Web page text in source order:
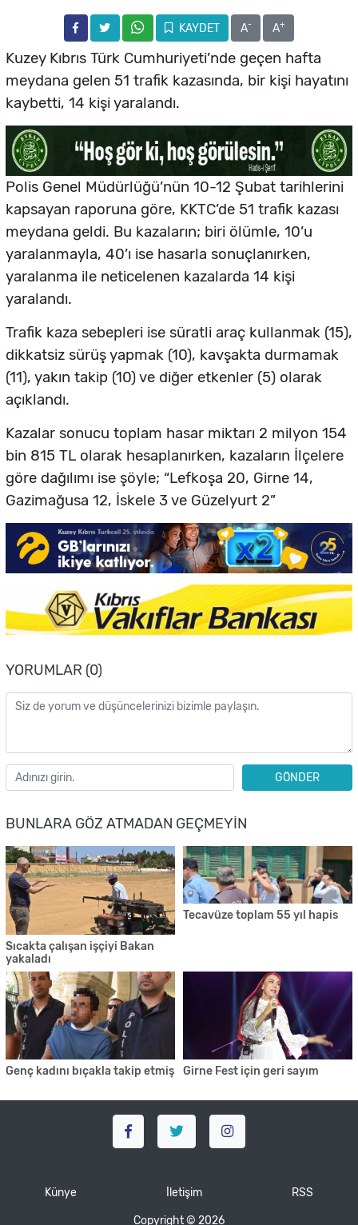
KAYDET A- A+
Kuzey Kıbrıs Türk Cumhuriyeti’nde geçen hafta
meydana gelen 51 trafik kazasında, bir kişi hayatını
kaybetti, 14 kişi yaralandı.
Polis Genel Müdürlüğü’nün 10-12 Şubat tarihlerini
kapsayan raporuna göre, KKTC’de 51 trafik kazası
meydana geldi. Bu kazaların; biri ölümle, 10’u
yaralanmayla, 40’ı ise hasarla sonuçlanırken,
yaralanma ile neticelenen kazalarda 14 kişi
yaralandı.
Trafik kaza sebepleri ise süratli araç kullanmak (15),
dikkatsiz sürüş yapmak (10), kavşakta durmamak
(11), yakın takip (10) ve diğer etkenler (5) olarak
açıklandı.
Kazalar sonucu toplam hasar miktarı 2 milyon 154
bin 815 TL olarak hesaplanırken, kazaların İlçelere
göre dağılımı ise şöyle; “Lefkoşa 20, Girne 14,
Gazimağusa 12, İskele 3 ve Güzelyurt 2”
YORUMLAR (0)
GÖNDER
BUNLARA GÖZ ATMADAN GEÇMEYIN
Sıcakta çalışan işçiyi Bakan
yakaladı
Tecavüze toplam 55 yıl hapis
Genç kadını bıçakla takip etmiş Girne Fest için geri sayım
Künye İletişim RSS
Copyright © 2026